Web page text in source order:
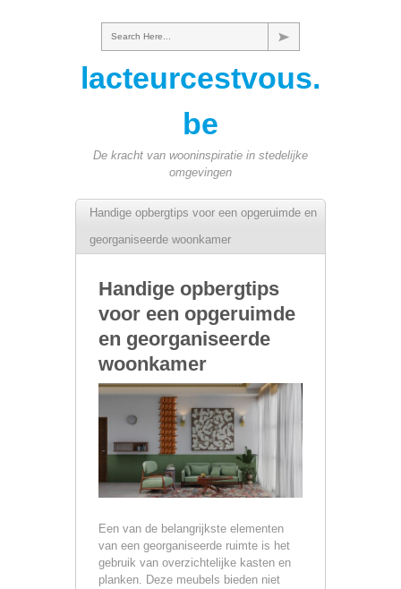
Search Here...
lacteurcestvous.
be
De kracht van wooninspiratie in stedelijke
omgevingen
Handige opbergtips voor een opgeruimde en
georganiseerde woonkamer
Handige opbergtips
voor een opgeruimde
en georganiseerde
woonkamer
Een van de belangrijkste elementen
van een georganiseerde ruimte is het
gebruik van overzichtelijke kasten en
planken. Deze meubels bieden niet